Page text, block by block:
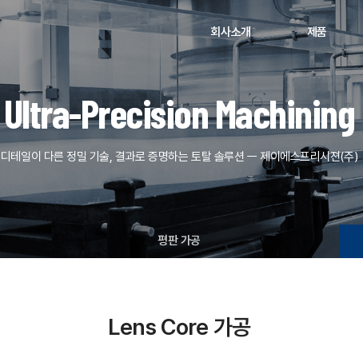
회사소개 제품
Ultra-Precision Machining
디테일이 다른 정밀 기술, 결과로 증명하는 토탈 솔루션 ㅡ 제이에스프리시젼(주)
평판 가공
Lens Core 가공